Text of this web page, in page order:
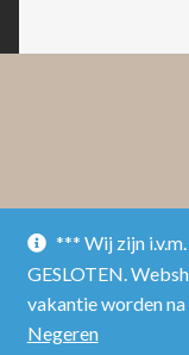
*** Wij zijn
GESLOTEN.
vakantie worden
Negeren